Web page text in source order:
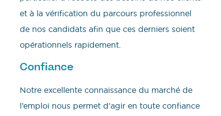
et à la vérification du parcours professionnel
de nos candidats afin que ces derniers soient
opérationnels rapidement.
Confiance
Notre excellente connaissance du marché de
l’emploi nous permet d’agir en toute confiance